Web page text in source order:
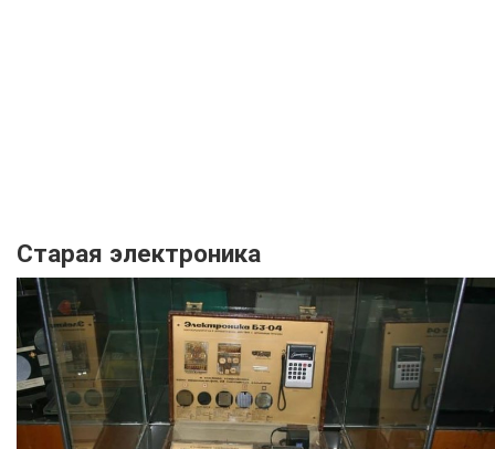
Старая электроника